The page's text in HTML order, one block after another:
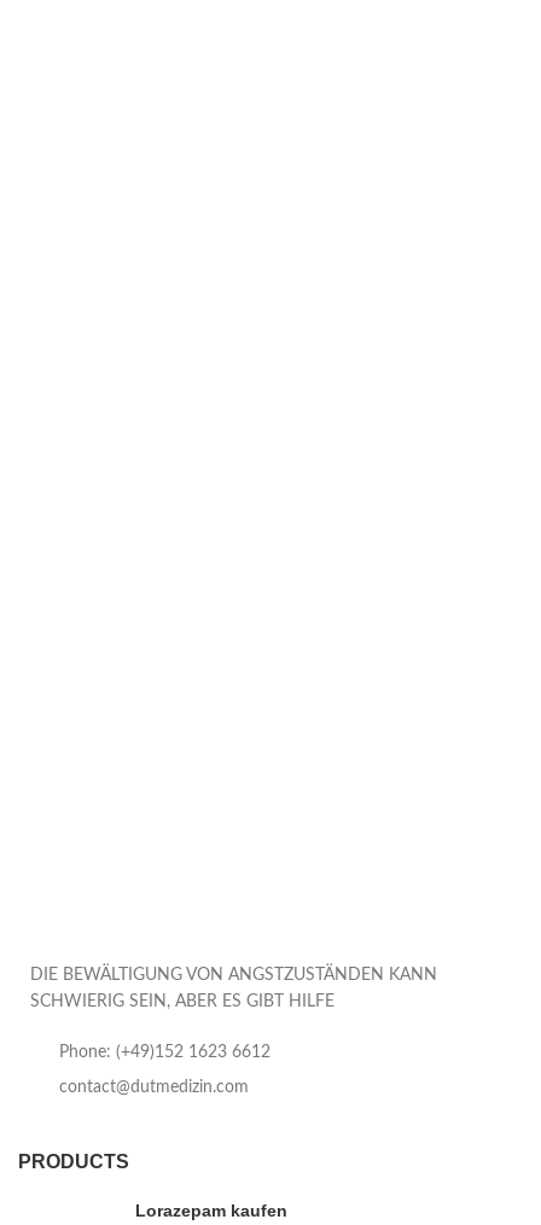
DIE BEWÄLTIGUNG VON ANGSTZUSTÄNDEN KANN
SCHWIERIG SEIN, ABER ES GIBT HILFE
Phone: (+49)152 1623 6612
contact@dutmedizin.com
PRODUCTS
Lorazepam kaufen